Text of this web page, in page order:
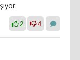
2 4